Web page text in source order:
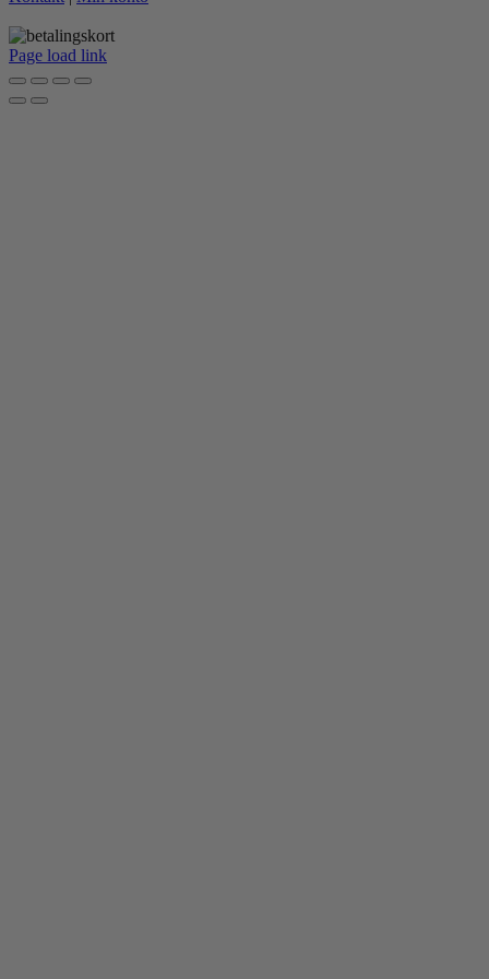
Page load link